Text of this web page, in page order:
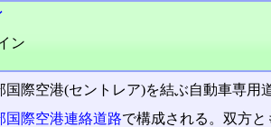
ン
国際空港(セントレア)を結ぶ自動車専
国際空港連絡道路で構成される。双方